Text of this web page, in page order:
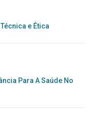
e Ética
Para A Saúde No